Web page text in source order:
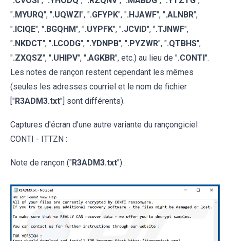
".MYURQ", ".UQWZI", ".GFYPK", ".HJAWF", ".ALNBR",
".ICIQE", ".BGQHM", ".UYPFK", ".JCVID", ".TJNWF",
".NKDCT", ".LCODG", ".YDNPB", ".PYZWR", ".QTBHS",
".ZXQSZ", ".UHIPV", ".AGKBR", etc.) au lieu de ".CONTI".
Les notes de rançon restent cependant les mêmes
(seules les adresses courriel et le nom de fichier
["R3ADM3.txt"] sont différents).
Captures d'écran d'une autre variante du rançongiciel
CONTI - ITTZN :
Note de rançon ("R3ADM3.txt") :